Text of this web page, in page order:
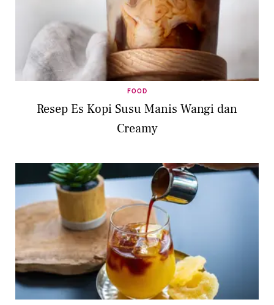
FOOD
Resep Es Kopi Susu Manis Wangi dan
Creamy